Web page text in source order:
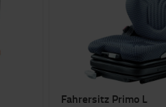
Fahrersitz Primo L